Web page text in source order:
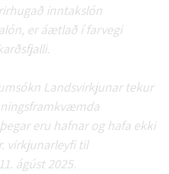
inntakslón
er áætlað í farvegi
Landsvirkjunar tekur
eru hafnar og hafa ekki
virkjunarleyfi til
ágúst 2025.